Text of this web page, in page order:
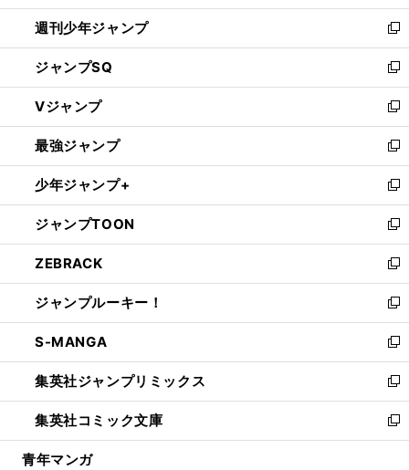
開
く
週刊少年ジャンプ
新
し
い
ウ
ィ
ン
ド
ウ
で
開
く
ジャンプSQ
新
し
い
ウ
ィ
ン
ド
ウ
で
開
く
Vジャンプ
新
し
い
ウ
ィ
ン
ド
ウ
で
開
く
最強ジャンプ
新
し
い
ウ
ィ
ン
ド
ウ
で
開
く
少年ジャンプ+
新
し
い
ウ
ィ
ン
ド
ウ
で
開
く
ジャンプTOON
新
し
い
ウ
ィ
ン
ド
ウ
で
開
く
ZEBRACK
新
し
い
ウ
ィ
ン
ド
ウ
で
開
ジャンプルーキー！
新
し
い
ウ
ィ
ン
ド
ウ
S-MANGA
新
し
い
ウ
ィ
ン
集英社ジャンプリミックス
新
し
い
ウ
集英社コミック文庫
新
し
青年マンガ